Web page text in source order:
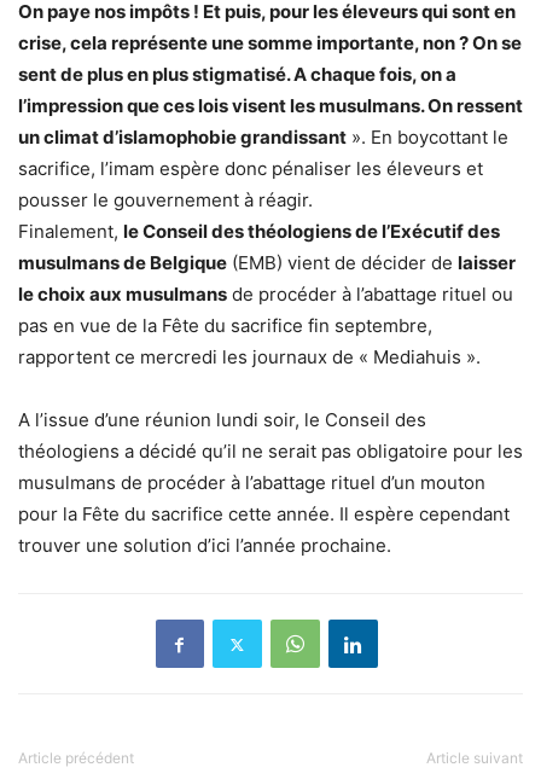
On paye nos impôts ! Et puis, pour les éleveurs qui sont en
crise, cela représente une somme importante, non ? On se
sent de plus en plus stigmatisé. A chaque fois, on a
l’impression que ces lois visent les musulmans. On ressent
un climat d’islamophobie grandissant ». En boycottant le
sacrifice, l’imam espère donc pénaliser les éleveurs et
pousser le gouvernement à réagir.
Finalement, le Conseil des théologiens de l’Exécutif des
musulmans de Belgique (EMB) vient de décider de laisser
le choix aux musulmans de procéder à l’abattage rituel ou
pas en vue de la Fête du sacrifice fin septembre,
rapportent ce mercredi les journaux de « Mediahuis ».
A l’issue d’une réunion lundi soir, le Conseil des
théologiens a décidé qu’il ne serait pas obligatoire pour les
musulmans de procéder à l’abattage rituel d’un mouton
pour la Fête du sacrifice cette année. Il espère cependant
trouver une solution d’ici l’année prochaine.
Article précédent Article suivant